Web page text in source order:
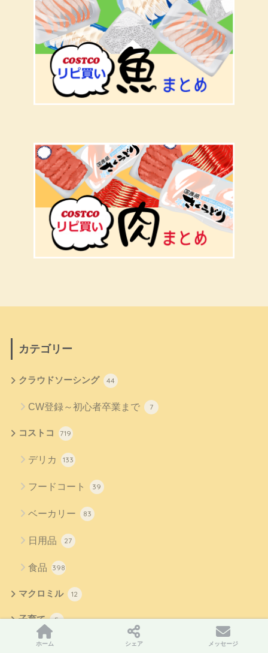
カテゴリー
クラウドソーシング 44
CW登録～初心者卒業まで 7
コストコ 719
デリカ 133
フードコート 39
ベーカリー 83
日用品 27
食品 398
マクロミル 12
子育て 5
最底辺主婦の悪あがき
ホーム シェア メッセージ